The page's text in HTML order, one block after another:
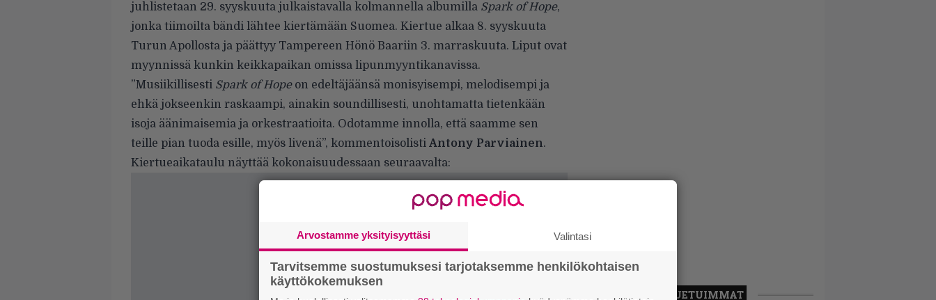
juhlistetaan 29. syyskuuta julkaistavalla kolmannella albumilla Spark of Hope,
jonka tiimoilta bändi lähtee kiertämään Suomea. Kiertue alkaa 8. syyskuuta
Turun Apollosta ja päättyy Tampereen Hönö Baariin 3. marraskuuta. Liput ovat
myynnissä kunkin keikkapaikan omissa lipunmyyntikanavissa.
”Musiikillisesti Spark of Hopeon edeltäjäänsä monisyisempi, melodisempi ja
ehkä jokseenkin raskaampi, ainakin soundillisesti, unohtamatta tietenkään
isoja äänimaisemia ja orkestraatioita. Odotamme innolla, että saamme sen
teille pian tuoda esille, myös livenä”, kommentoisolisti Antony Parviainen.
Kiertueaikataulu näyttää kokonaisuudessaan seuraavalta:
LUETUIMMAT
Arvostamme yksityisyyttäsi Valintasi
Tarvitsemme suostumuksesi tarjotaksemme henkilökohtaisen
käyttökokemuksen